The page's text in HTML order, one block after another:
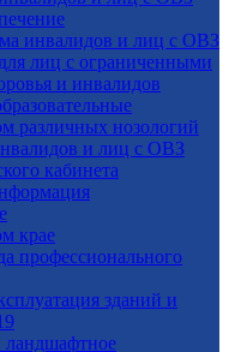
инвалидов и лиц с ОВЗ
лиц с ограниченными
и инвалидов
различных нозологий
и лиц с ОВЗ
кабинета
крае
профессионального
зданий и
ландшафтное